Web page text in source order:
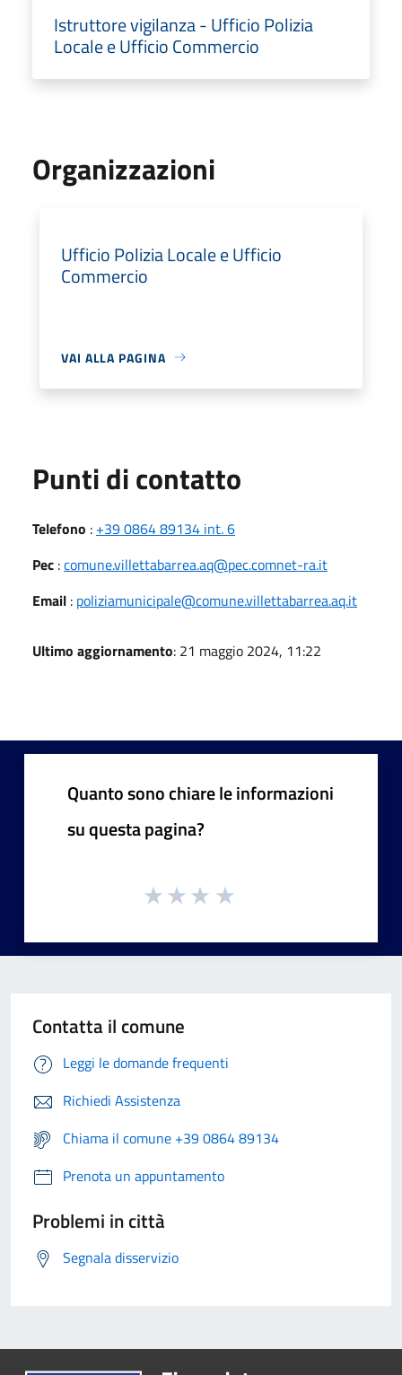
Istruttore vigilanza - Ufficio Polizia
Locale e Ufficio Commercio
Organizzazioni
Ufficio Polizia Locale e Ufficio
Commercio
VAI ALLA PAGINA
Punti di contatto
Telefono : +39 0864 89134 int. 6
Pec :comune.villettabarrea.aq@pec.comnet-ra.it
Email : poliziamunicipale@comune.villettabarrea.aq.it
Ultimo aggiornamento: 21 maggio 2024, 11:22
Quanto sono chiare le informazioni
su questa pagina?
Contatta il comune
Leggi le domande frequenti
Richiedi Assistenza
Chiama il comune +39 0864 89134
Prenota un appuntamento
Problemi in città
Segnala disservizio